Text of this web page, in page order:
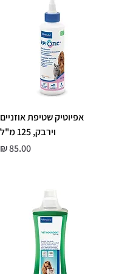
אפיוטיק שטיפת אוזניים
וירבק, 125 מ"ל
Price
85.00 ₪